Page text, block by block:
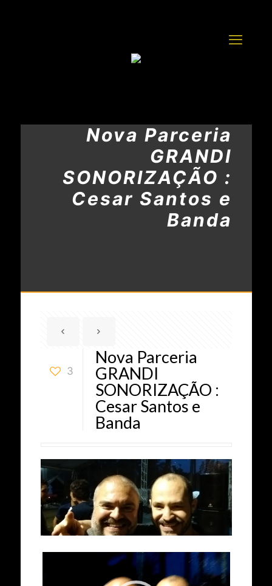
Nova Parceria
GRANDI
SONORIZAÇÃO :
Cesar Santos e
Banda
3
Nova Parceria
GRANDI
SONORIZAÇÃO :
Cesar Santos e
Banda